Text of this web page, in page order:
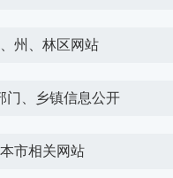
州、林区网站
门、乡镇信息公开
本市相关网站